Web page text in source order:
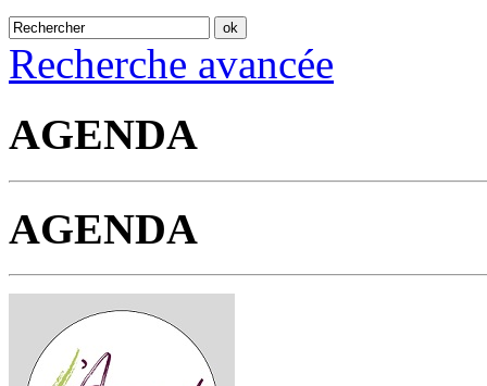
Recherche avancée
AGENDA
AGENDA